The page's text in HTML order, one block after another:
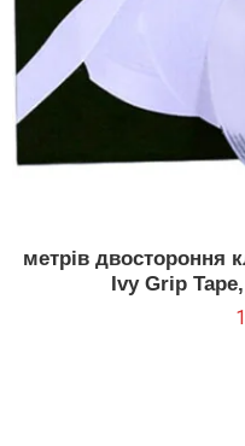
метрів двостороння
Ivy Grip